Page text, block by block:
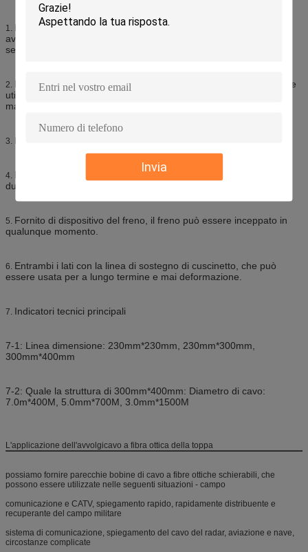
Invia
1. Linea di ricarica manuale: la funzione di avvolgimento e di
avvolgimento dalla maniglia d'avvolgimento in senso orario o in
senso antiorario.
2. L'albero rotante è fornito di manica di cuscinetto, che può essere
utilizzata facilmente per realizzare la linea della raccolta della
maniglia.
3. Facile muoversi: con la maniglia, facile muoversi.
4. È fornito di maniglia preferibile e la forza della maniglia è
durevole.
5. Fornito di dispositivo del freno, il freno può essere inceppato in
qualunque momento.
6. Entrambi i lati con la linea di sostegno di cuscinetto, che può
essere usata per a lungo termine e mai deformazione.
7. Indicatori tecnici principali
7-1: Linea dimensione: 230mm*230mm, 230mm*300mm,
300mm*400mm
7-2: Quale la struttura di 300mm*400mm: Diametro di cavo:
7.0m*400M, 5.0mm*700M, 3.0mm*1500M
L'applicazione dell'avvolgicavo a fibra ottica della toppa
possiamo fornire parecchie bobine di cavo a fibre ottiche schierabili, che
possono essere utilizzate nelle seguenti situazioni - campo
comunicazione e CATV, spiegamento rapido, rapidamente distribuente e
recuperante del campo militare
sistema di comunicazione, spiegamento del cavo del radar, aviazione e nave,
circostanze complicate